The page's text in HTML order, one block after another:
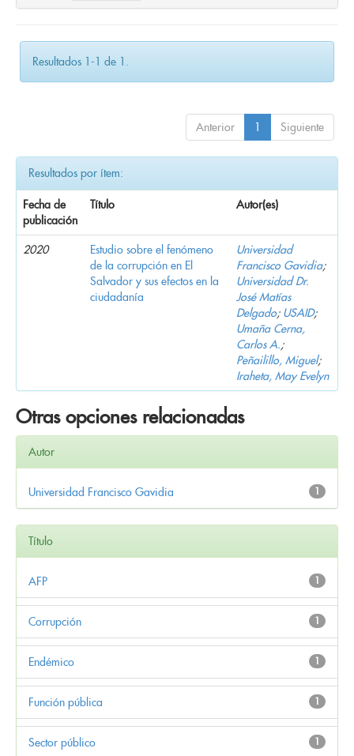
Resultados 1-1 de 1.
Anterior 1 Siguiente
Resultados por ítem:
Fecha de
publicación
Título Autor(es)
2020
Estudio sobre el fenómeno
de la corrupción en El
Salvador y sus efectos en la
ciudadanía
Universidad
Francisco Gavidia;
Universidad Dr.
José Matías
Delgado; USAID;
Umaña Cerna,
Carlos A.;
Peñailillo, Miguel;
Iraheta, May Evelyn
Otras opciones relacionadas
Autor
1
Universidad Francisco Gavidia
Título
1
AFP
1
Corrupción
1
Endémico
1
Función pública
1
Sector público